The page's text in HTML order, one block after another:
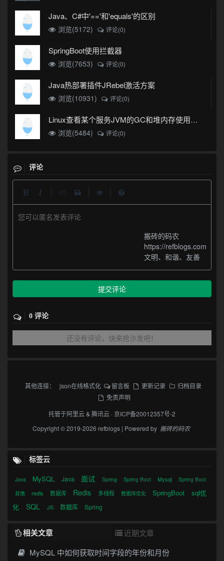
Java、C#中'=='和'equals'的区别
浏览(5172) 评论(0)
SpringBoot使用拦截器
浏览(7653) 评论(0)
Java热部署插件JRebel激活方案
浏览(10931) 评论(0)
Linux查看某个服务JVM的GC和堆内存使用情况
浏览(5484)
评论(0)
评论
您可以匿名发表评论
搬砖的码农
https://refblogs.com
文明、和谐、友善
提交评论
0 评论
还没有评论，快来抢沙发吧！
其他连接： json在线格式化 留言板 更新记录
归档目录
免责声明
托管于阿里云& 腾讯云 ·京ICP备20012357号-2
Copyright © 2019-2026 refblogs | Powered by 搬砖的码农
标签云
Java MySQL Java 面试 Spring Spring Boot Mysql
Spring Boot
其他
redis 数据库 Redis 多线程 数据库优化 SpringBoot
sql优
化
SQL JS 数据库 Spring
相关文章
近期文章
MySQL 中如何获取时间字段的年份和月份